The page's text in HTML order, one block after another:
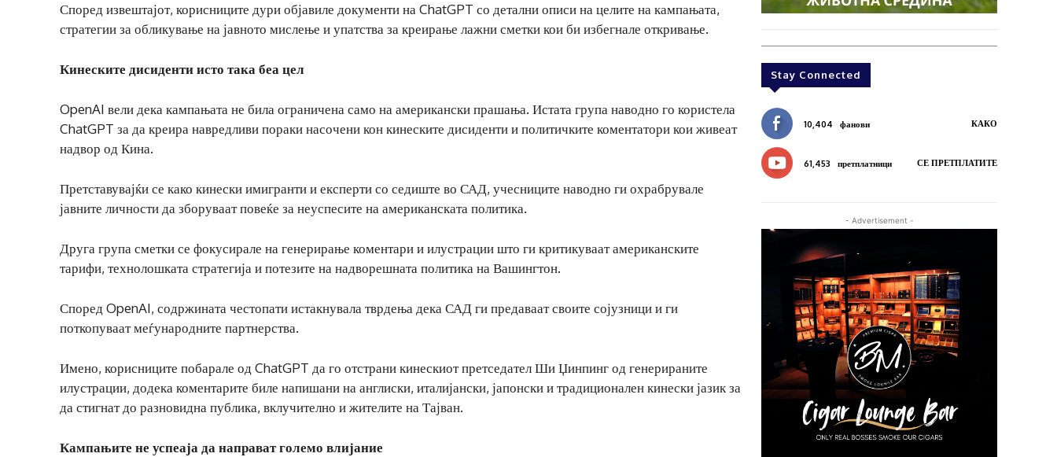
Според извештајот, корисниците дури објавиле документи на ChatGPT со детални описи на целите на кампањата,
стратегии за обликување на јавното мислење и упатства за креирање лажни сметки кои би избегнале откривање.
Кинеските дисиденти исто така беа цел
OpenAI вели дека кампањата не била ограничена само на американски прашања. Истата група наводно го користела
ChatGPT за да креира навредливи пораки насочени кон кинеските дисиденти и политичките коментатори кои живеат
надвор од Кина.
Претставувајќи се како кинески имигранти и експерти со седиште во САД, учесниците наводно ги охрабрувале
јавните личности да зборуваат повеќе за неуспесите на американската политика.
Друга група сметки се фокусирале на генерирање коментари и илустрации што ги критикуваат американските
тарифи, технолошката стратегија и потезите на надворешната политика на Вашингтон.
Според OpenAI, содржината честопати истакнувала тврдења дека САД ги предаваат своите сојузници и ги
поткопуваат меѓународните партнерства.
Имено, корисниците побарале од ChatGPT да го отстрани кинескиот претседател Ши Џинпинг од генерираните
илустрации, додека коментарите биле напишани на англиски, италијански, јапонски и традиционален кинески јазик за
да стигнат до разновидна публика, вклучително и жителите на Тајван.
Кампањите не успеаја да направат големо влијание
Stay Connected
10,404 фанови КАКО
61,453 претплатници СЕ ПРЕТПЛАТИТЕ
- Advertisement -